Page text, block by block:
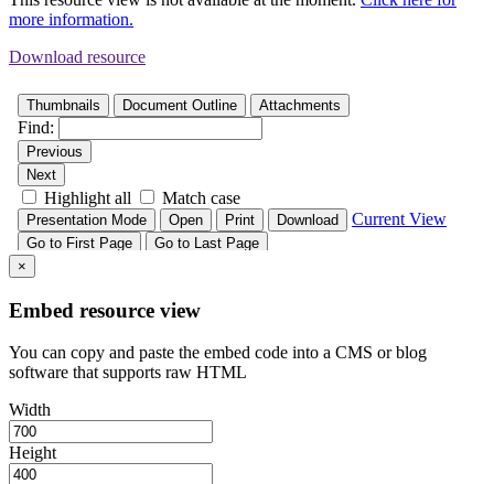
more information.
Download resource
×
Embed resource view
You can copy and paste the embed code into a CMS or blog
software that supports raw HTML
Width
Height